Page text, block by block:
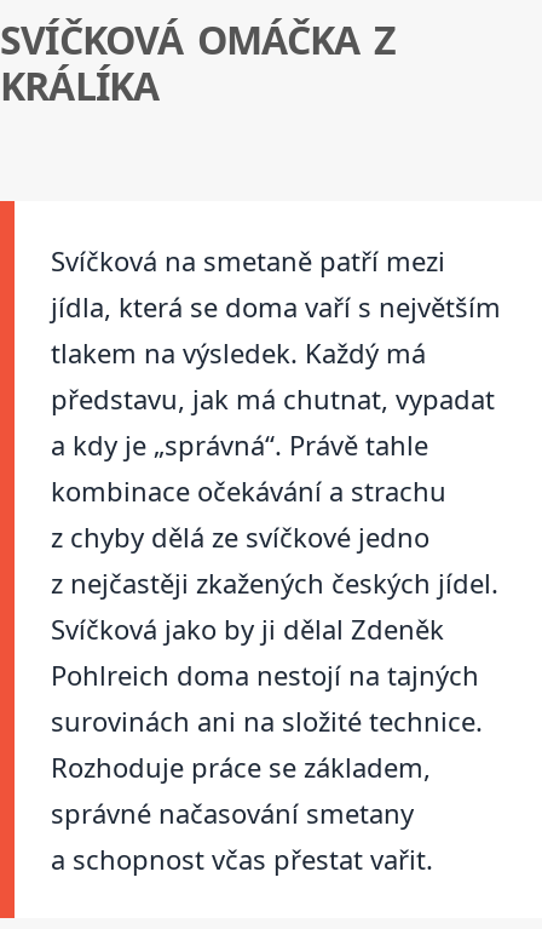
SVÍČKOVÁ OMÁČKA Z
KRÁLÍKA
Svíčková na smetaně patří mezi
jídla, která se doma vaří s největším
tlakem na výsledek. Každý má
představu, jak má chutnat, vypadat
a kdy je „správná“. Právě tahle
kombinace očekávání a strachu
z chyby dělá ze svíčkové jedno
z nejčastěji zkažených českých jídel.
Svíčková jako by ji dělal Zdeněk
Pohlreich doma nestojí na tajných
surovinách ani na složité technice.
Rozhoduje práce se základem,
správné načasování smetany
a schopnost včas přestat vařit.